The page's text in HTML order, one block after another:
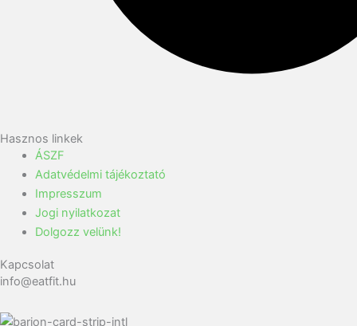
Hasznos linkek
ÁSZF
Adatvédelmi tájékoztató
Impresszum
Jogi nyilatkozat
Dolgozz velünk!
Kapcsolat
info@eatfit.hu